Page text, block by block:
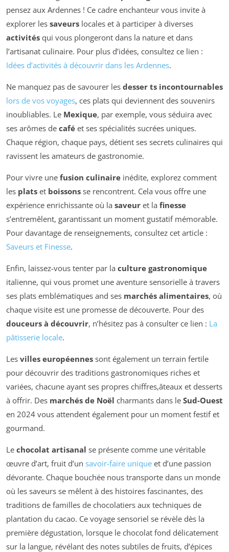
pensez aux Ardennes ! Ce cadre enchanteur vous invite à
explorer les saveurs locales et à participer à diverses
activités qui vous plongeront dans la nature et dans
l’artisanat culinaire. Pour plus d’idées, consultez ce lien :
Idées d’activités à découvrir dans les Ardennes.
Ne manquez pas de savourer les desser ts incontournables
lors de vos voyages, ces plats qui deviennent des souvenirs
inoubliables. Le Mexique, par exemple, vous séduira avec
ses arômes de café et ses spécialités sucrées uniques.
Chaque région, chaque pays, détient ses secrets culinaires qui
ravissent les amateurs de gastronomie.
Pour vivre une fusion culinaire inédite, explorez comment
les plats et boissons se rencontrent. Cela vous offre une
expérience enrichissante où la saveur et la finesse
s’entremêlent, garantissant un moment gustatif mémorable.
Pour davantage de renseignements, consultez cet article :
Saveurs et Finesse.
Enfin, laissez-vous tenter par la culture gastronomique
italienne, qui vous promet une aventure sensorielle à travers
ses plats emblématiques and ses marchés alimentaires, où
chaque visite est une promesse de découverte. Pour des
douceurs à découvrir, n’hésitez pas à consulter ce lien : La
pâtisserie locale.
Les villes européennes sont également un terrain fertile
pour découvrir des traditions gastronomiques riches et
variées, chacune ayant ses propres chiffres,âteaux et desserts
à offrir. Des marchés de Noël charmants dans le Sud-Ouest
en 2024 vous attendent également pour un moment festif et
gourmand.
Le chocolat artisanal se présente comme une véritable
œuvre d’art, fruit d’un savoir-faire unique et d’une passion
dévorante. Chaque bouchée nous transporte dans un monde
où les saveurs se mêlent à des histoires fascinantes, des
traditions de familles de chocolatiers aux techniques de
plantation du cacao. Ce voyage sensoriel se révèle dès la
première dégustation, lorsque le chocolat fond délicatement
sur la langue, révélant des notes subtiles de fruits, d’épices